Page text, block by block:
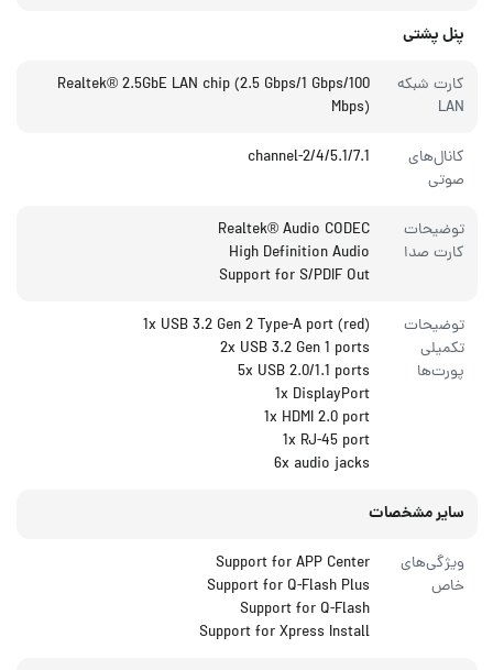
پنل پشتی
کارت شبکه
LAN
Realtek® 2.5GbE LAN chip (2.5 Gbps/1 Gbps/100
Mbps)
کانال‌های
صوتی
2/4/5.1/7.1-channel
توضیحات
کارت صدا
Realtek® Audio CODEC
High Definition Audio
Support for S/PDIF Out
توضیحات
تکمیلی
پورت‌ها
1x USB 3.2 Gen 2 Type-A port (red)
2x USB 3.2 Gen 1 ports
5x USB 2.0/1.1 ports
1x DisplayPort
1x HDMI 2.0 port
1x RJ-45 port
6x audio jacks
سایر مشخصات
ویژگی‌های
خاص
Support for APP Center
Support for Q-Flash Plus
Support for Q-Flash
Support for Xpress Install